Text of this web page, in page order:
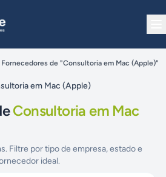
Fornecedores de "Consultoria em Mac (Apple)"
em Mac (Apple)
Consultoria em Mac
Filtre por tipo de empresa, estado e
ideal.